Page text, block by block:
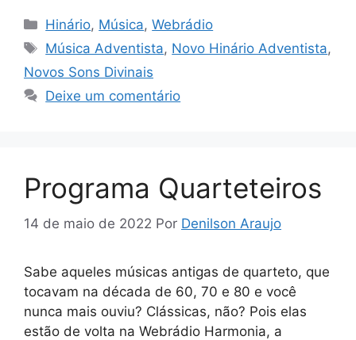
at
s
A
p
e
gr
a
m
s
s
e
n
c
e
b
o
itt
er
k
e g
Categorias
Hinário, Música,Webrádio
Tags
Música Adventista, Novo Hinário Adventista,
Novos Sons Divinais
Deixe um comentário
Programa Quarteteiros
14 de maio de 2022 Por Denilson Araujo
Sabe aqueles músicas antigas de quarteto, que
tocavam na década de 60, 70 e 80 e você
nunca mais ouviu? Clássicas, não? Pois elas
estão de volta na Webrádio Harmonia, a